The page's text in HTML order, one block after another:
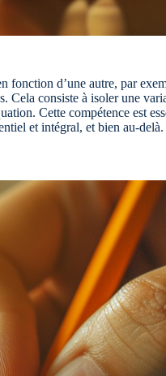
d’une autre, par
consiste à isoler une
Cette compétence est
et intégral, et bien au-delà.